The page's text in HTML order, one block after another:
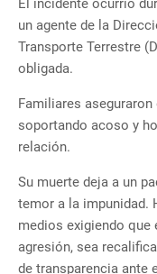
El incidente ocurrió
un agente de la
Transporte Terrestre
obligada.
Familiares
soportando acoso y
relación.
Su muerte deja a un
temor a la impunidad.
medios exigiendo
agresión, sea
de transparencia ante